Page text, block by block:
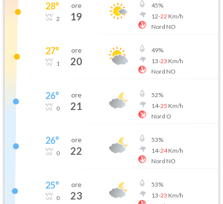
28°
2
ore
19
45%
12-22 Km/h
Nord NO
27°
1
ore
20
49%
13-23 Km/h
Nord NO
26°
0
ore
21
52%
14-25 Km/h
Nord O
26°
0
ore
22
53%
14-24Km/h
Nord NO
25°
0
ore
23
53%
13-23 Km/h